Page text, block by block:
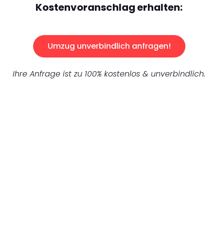
Kostenvoranschlag erhalten:
Umzug unverbindlich anfragen!
Ihre Anfrage ist zu 100% kostenlos & unverbindlich.